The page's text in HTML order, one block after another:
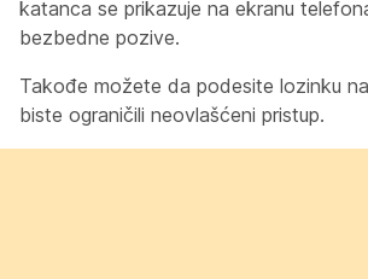
katanca se prikazuje na ekranu
bezbedne pozive.
Takođe možete da podesite lozinku
biste ograničili neovlašćeni pristup.